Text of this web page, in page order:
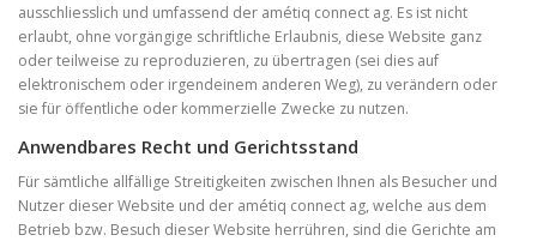
ausschliesslich und umfassend der amétiq connect ag. Es ist nicht
erlaubt, ohne vorgängige schriftliche Erlaubnis, diese Website ganz
oder teilweise zu reproduzieren, zu übertragen (sei dies auf
elektronischem oder irgendeinem anderen Weg), zu verändern oder
sie für öffentliche oder kommerzielle Zwecke zu nutzen.
Anwendbares Recht und Gerichtsstand
Für sämtliche allfällige Streitigkeiten zwischen Ihnen als Besucher und
Nutzer dieser Website und der amétiq connect ag, welche aus dem
Betrieb bzw. Besuch dieser Website herrühren, sind die Gerichte am